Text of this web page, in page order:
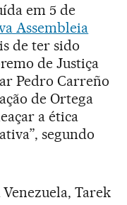
em 5 de
Assembleia
de ter sido
de Justiça
Pedro Carreño
de Ortega
a ética
segundo
Tarek